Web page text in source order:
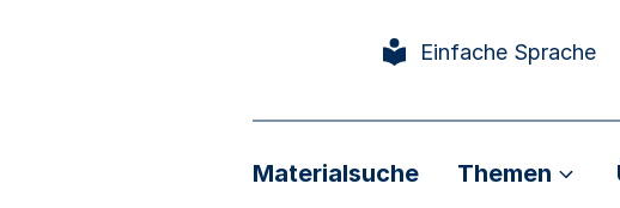
Einfache Sprache
Materialsuche Themen